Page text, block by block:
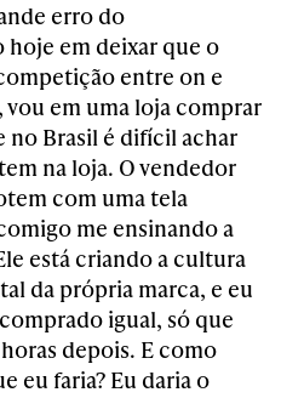
erro do
em deixar que o
entre on e
em uma loja comprar
no Brasil é difícil achar
na loja. O vendedor
com uma tela
me ensinando a
está criando a cultura
da própria marca, e eu
igual, só que
depois. E como
eu faria? Eu daria o